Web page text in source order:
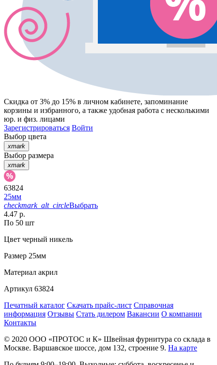
Скидка от 3% до 15% в личном кабинете, запоминание
корзины и избранного, а также удобная работа с несколькими
юр. и физ. лицами
Зарегистрироваться Войти
Выбор цвета
xmark
Выбор размера
xmark
63824
25мм
checkmark_alt_circleВыбрать
4.47 р.
По 50 шт
Цвет черный никель
Размер 25мм
Материал акрил
Артикул 63824
Печатный каталог Скачать прайс-лист Справочная
информация Отзывы Стать дилером Вакансии О компании
Контакты
© 2020 ООО «ПРОТОС и К» Швейная фурнитура со склада в
Москве. Варшавское шоссе, дом 132, строение 9. На карте